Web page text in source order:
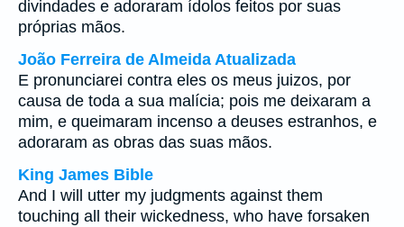
divindades e adoraram ídolos feitos por suas
próprias mãos.
João Ferreira de Almeida Atualizada
E pronunciarei contra eles os meus juizos, por
causa de toda a sua malícia; pois me deixaram a
mim, e queimaram incenso a deuses estranhos, e
adoraram as obras das suas mãos.
King James Bible
And I will utter my judgments against them
touching all their wickedness, who have forsaken